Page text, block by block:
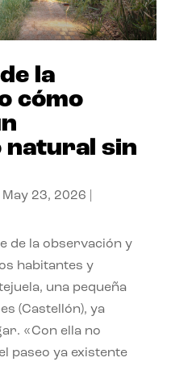
la
cómo
sin
May 23, 2026
de la observación y
habitantes y
una pequeña
(Castellón), ya
«Con ella no
paseo ya existente